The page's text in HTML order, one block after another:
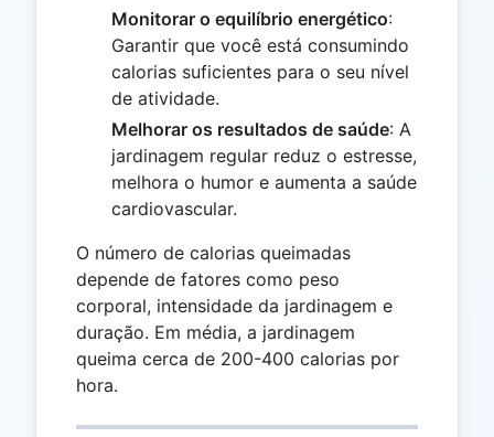
Monitorar o equilíbrio energético:
Garantir que você está consumindo
calorias suficientes para o seu nível
de atividade.
Melhorar os resultados de saúde: A
jardinagem regular reduz o estresse,
melhora o humor e aumenta a saúde
cardiovascular.
O número de calorias queimadas
depende de fatores como peso
corporal, intensidade da jardinagem e
duração. Em média, a jardinagem
queima cerca de 200-400 calorias por
hora.